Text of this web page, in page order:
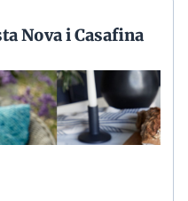
Nova i Casafina